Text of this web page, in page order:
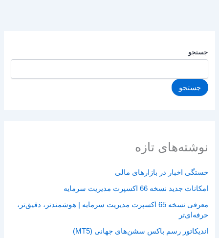
جستجو
جستجو
نوشته‌های تازه
خستگی اخبار در بازارهای مالی
امکانات جدید نسخه 66 اکسپرت مدیریت سرمایه
معرفی نسخه 65 اکسپرت مدیریت سرمایه | هوشمندتر، دقیق‌تر،
حرفه‌ای‌تر
اندیکاتور رسم باکس سشن‌های جهانی (MT5)